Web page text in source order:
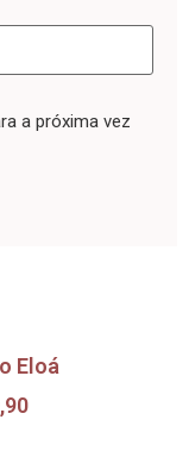
a próxima vez
Eloá